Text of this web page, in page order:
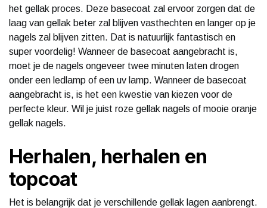
het gellak proces. Deze basecoat zal ervoor zorgen dat de
laag van gellak beter zal blijven vasthechten en langer op je
nagels zal blijven zitten. Dat is natuurlijk fantastisch en
super voordelig! Wanneer de basecoat aangebracht is,
moet je de nagels ongeveer twee minuten laten drogen
onder een ledlamp of een uv lamp. Wanneer de basecoat
aangebracht is, is het een kwestie van kiezen voor de
perfecte kleur. Wil je juist roze gellak nagels of mooie oranje
gellak nagels.
Herhalen, herhalen en
topcoat
Het is belangrijk dat je verschillende gellak lagen aanbrengt.